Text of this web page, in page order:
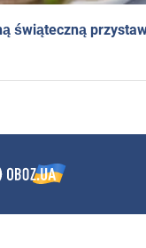
świąteczną